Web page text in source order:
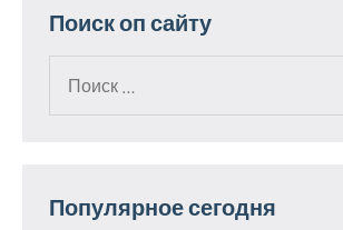
Поиск оп сайту
Популярное сегодня